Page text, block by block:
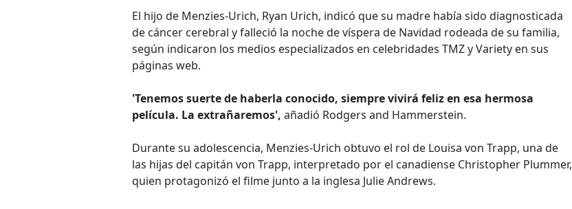
El hijo de Menzies-Urich, Ryan Urich, indicó que su madre había sido diagnosticada
de cáncer cerebral y falleció la noche de víspera de Navidad rodeada de su familia,
según indicaron los medios especializados en celebridades TMZ y Variety en sus
páginas web.
'Tenemos suerte de haberla conocido, siempre vivirá feliz en esa hermosa
película. La extrañaremos', añadió Rodgers and Hammerstein.
Durante su adolescencia, Menzies-Urich obtuvo el rol de Louisa von Trapp, una de
las hijas del capitán von Trapp, interpretado por el canadiense Christopher Plummer,
quien protagonizó el filme junto a la inglesa Julie Andrews.